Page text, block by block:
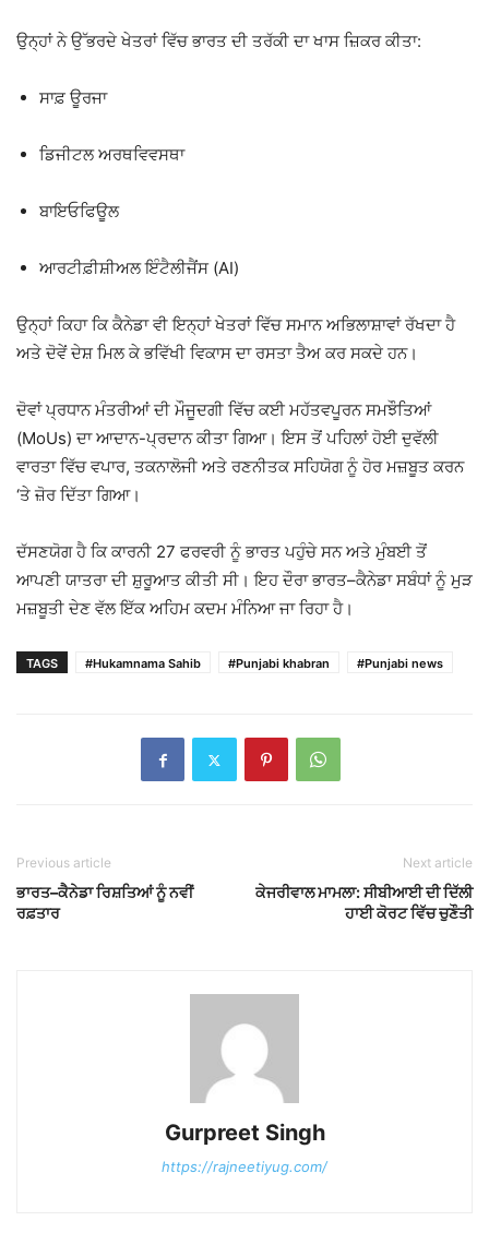
ਉਨ੍ਹਾਂ ਨੇ ਉੱਭਰਦੇ ਖੇਤਰਾਂ ਵਿੱਚ ਭਾਰਤ ਦੀ ਤਰੱਕੀ ਦਾ ਖਾਸ ਜ਼ਿਕਰ ਕੀਤਾ:
ਸਾਫ਼ ਊਰਜਾ
ਡਿਜੀਟਲ ਅਰਥਵਿਵਸਥਾ
ਬਾਇਓਫਿਊਲ
ਆਰਟੀਫ਼ੀਸ਼ੀਅਲ ਇੰਟੈਲੀਜੈਂਸ (AI)
ਉਨ੍ਹਾਂ ਕਿਹਾ ਕਿ ਕੈਨੇਡਾ ਵੀ ਇਨ੍ਹਾਂ ਖੇਤਰਾਂ ਵਿੱਚ ਸਮਾਨ ਅਭਿਲਾਸ਼ਾਵਾਂ ਰੱਖਦਾ ਹੈ
ਅਤੇ ਦੋਵੇਂ ਦੇਸ਼ ਮਿਲ ਕੇ ਭਵਿੱਖੀ ਵਿਕਾਸ ਦਾ ਰਸਤਾ ਤੈਅ ਕਰ ਸਕਦੇ ਹਨ।
ਦੋਵਾਂ ਪ੍ਰਧਾਨ ਮੰਤਰੀਆਂ ਦੀ ਮੌਜੂਦਗੀ ਵਿੱਚ ਕਈ ਮਹੱਤਵਪੂਰਨ ਸਮਝੌਤਿਆਂ
(MoUs) ਦਾ ਆਦਾਨ-ਪ੍ਰਦਾਨ ਕੀਤਾ ਗਿਆ। ਇਸ ਤੋਂ ਪਹਿਲਾਂ ਹੋਈ ਦੁਵੱਲੀ
ਵਾਰਤਾ ਵਿੱਚ ਵਪਾਰ, ਤਕਨਾਲੋਜੀ ਅਤੇ ਰਣਨੀਤਕ ਸਹਿਯੋਗ ਨੂੰ ਹੋਰ ਮਜ਼ਬੂਤ ਕਰਨ
‘ਤੇ ਜ਼ੋਰ ਦਿੱਤਾ ਗਿਆ।
ਦੱਸਣਯੋਗ ਹੈ ਕਿ ਕਾਰਨੀ 27 ਫਰਵਰੀ ਨੂੰ ਭਾਰਤ ਪਹੁੰਚੇ ਸਨ ਅਤੇ ਮੁੰਬਈ ਤੋਂ
ਆਪਣੀ ਯਾਤਰਾ ਦੀ ਸ਼ੁਰੂਆਤ ਕੀਤੀ ਸੀ। ਇਹ ਦੌਰਾ ਭਾਰਤ–ਕੈਨੇਡਾ ਸਬੰਧਾਂ ਨੂੰ ਮੁੜ
ਮਜ਼ਬੂਤੀ ਦੇਣ ਵੱਲ ਇੱਕ ਅਹਿਮ ਕਦਮ ਮੰਨਿਆ ਜਾ ਰਿਹਾ ਹੈ।
TAGS #Hukamnama Sahib #Punjabi khabran #Punjabi news
Previous article
ਭਾਰਤ–ਕੈਨੇਡਾ ਰਿਸ਼ਤਿਆਂ ਨੂੰ ਨਵੀਂ
ਰਫ਼ਤਾਰ
Next article
ਕੇਜਰੀਵਾਲ ਮਾਮਲਾ: ਸੀਬੀਆਈ ਦੀ ਦਿੱਲੀ
ਹਾਈ ਕੋਰਟ ਵਿੱਚ ਚੁਣੌਤੀ
Gurpreet Singh
https://rajneetiyug.com/